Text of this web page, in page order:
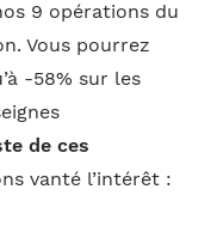
9 opérations du
Vous pourrez
-58% sur les
de ces
vanté l’intérêt :